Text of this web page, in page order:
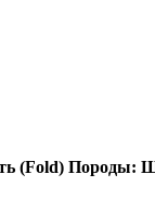
(Fold) Породы: